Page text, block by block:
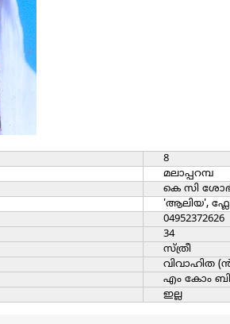
8
മലാപ്പറമ്പ
കെ സി
'ആലിയ',
04952372626
34
സ്ത്രീ
വിവാഹിത
എം കോം
ഇല്ല